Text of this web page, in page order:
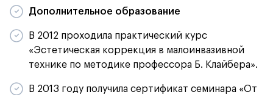
Дополнительное образование
В 2012 проходила практический курс
«Эстетическая коррекция в малоинвазивной
технике по методике профессора Б. Клайбера».
В 2013 году получила сертификат семинара «От